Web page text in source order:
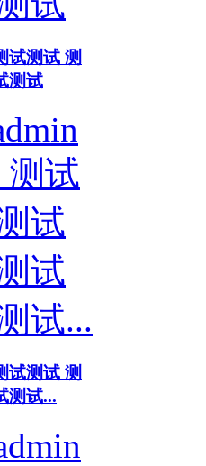
试测试 测
测试
试测试 测
测试...